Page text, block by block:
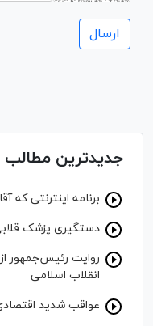
جدیدترین مطالب
برنامه اینترنتی که
دستگیری پزشک
انقلاب اسلامی
عواقب شدید